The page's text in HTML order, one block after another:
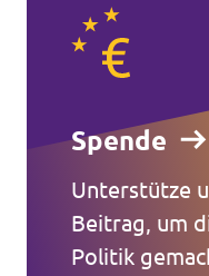
Spende
Unterstütze
Beitrag, um
Politik